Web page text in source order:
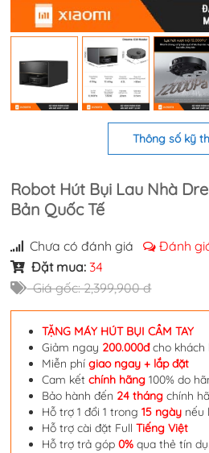
Thông số kỹ
Robot Hút Bụi Lau Nhà
Bản Quốc Tế
Chưa có đánh giá Đánh
Đặt mua:34
Giá gốc: 2,399,900 đ
TẶNG MÁY HÚT BỤI CẦM TAY
Giảm ngay 200.000đcho khách
Miễn phígiao ngay + lắp đặt
Cam kếtchính hãng 100% do
Bảo hành đến 24 tháng chính
Hỗ trợ 1 đổi 1 trong15 ngày nếu
Hỗ trợ cài đặt FullTiếng Việt
Hỗ trợ trả góp0% qua thẻ tín